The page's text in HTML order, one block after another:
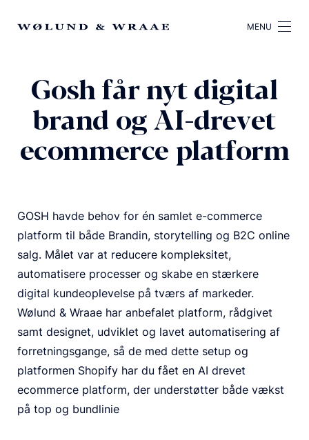
MENU
Gosh får nyt digital
brand og AI-drevet
ecommerce platform
GOSH havde behov for én samlet e-commerce
platform til både Brandin, storytelling og B2C online
salg. Målet var at reducere kompleksitet,
automatisere processer og skabe en stærkere
digital kundeoplevelse på tværs af markeder.
Wølund & Wraae har anbefalet platform, rådgivet
samt designet, udviklet og lavet automatisering af
forretningsgange, så de med dette setup og
platformen Shopify har du fået en AI drevet
ecommerce platform, der understøtter både vækst
på top og bundlinie